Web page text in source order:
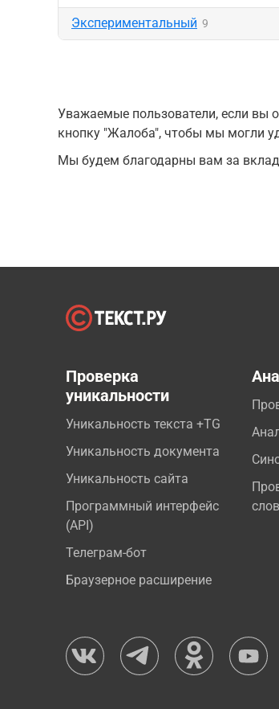
Экспериментальный 9
Уважаемые пользователи, если вы
кнопку "Жалоба", чтобы мы могли
Мы будем благодарны вам за вклад
Проверка
уникальности
Уникальность текста +TG
Уникальность документа
Уникальность сайта
Программный интерфейс
(API)
Телеграм-бот
Браузерное расширение
слов